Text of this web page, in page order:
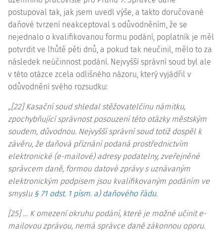
postupoval tak, jak jsem uvedl výše, a takto doručované
daňové tvrzení neakceptoval s odůvodněním, že se
nejednalo o kvalifikovanou formu podání, poplatník je měl
potvrdit ve lhůtě pěti dnů, a pokud tak neučinil, mělo to za
následek neúčinnost podání. Nejvyšší správní soud byl ale
v této otázce zcela odlišného názoru, který vyjádřil v
odůvodnění svého rozsudku:
„[22] Kasační soud shledal stěžovatelčinu námitku,
zpochybňující správnost posouzení této otázky městským
soudem, důvodnou. Nejvyšší správní soud totiž dospěl k
závěru, že daňová přiznání podaná prostřednictvím
elektronické (e-mailové) adresy podatelny, zveřejněné
správcem daně, formou datové zprávy s uznávaným
elektronickým podpisem jsou kvalifikovaným podáním ve
smyslu § 71 odst. 1 písm. a) daňového řádu.
[25] … K omezení okruhu podání, které je možné učinit e-
mailovou zprávou, nemá správce daně zákonnou oporu.